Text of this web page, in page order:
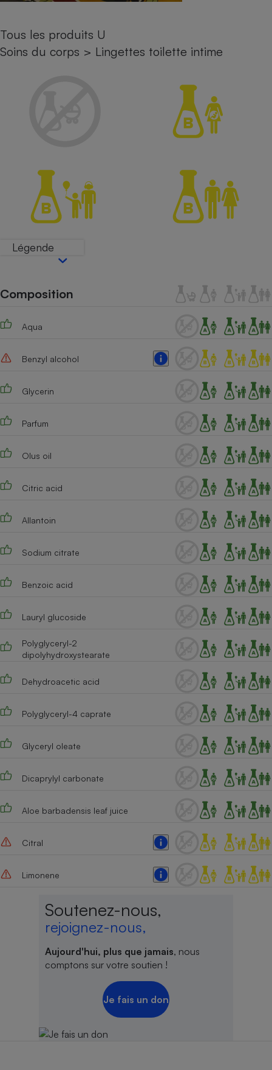
Tous les produits U
Soins du corps > Lingettes toilette intime
Légende
Composition
Aqua
Benzyl alcohol
Glycerin
Parfum
Olus oil
Citric acid
Allantoin
Sodium citrate
Benzoic acid
Lauryl glucoside
Polyglyceryl-2
dipolyhydroxystearate
Dehydroacetic acid
Polyglyceryl-4 caprate
Glyceryl oleate
Dicaprylyl carbonate
Aloe barbadensis leaf juice
Citral
Limonene
Soutenez-nous,
rejoignez-nous,
Aujourd'hui, plus que jamais, nous
comptons sur votre soutien !
Je fais un don
Assurance emprunteur
Lave-linge
Plaque de cuisson à
Climatiseur -
Robot ménager
Smartphone
Antivirus
Matelas
Climatiseur -
Mutuelle
Antimoustique